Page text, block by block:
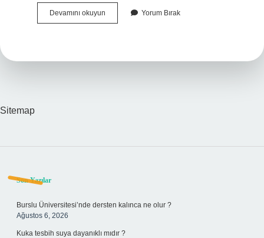
Devamını okuyun
Eserleri
Yorum Bırak
Sitemap
Sidebar
Son Yazılar
Burslu Üniversitesi’nde dersten kalınca ne olur ?
Ağustos 6, 2026
Kuka tesbih suya dayanıklı mıdır ?